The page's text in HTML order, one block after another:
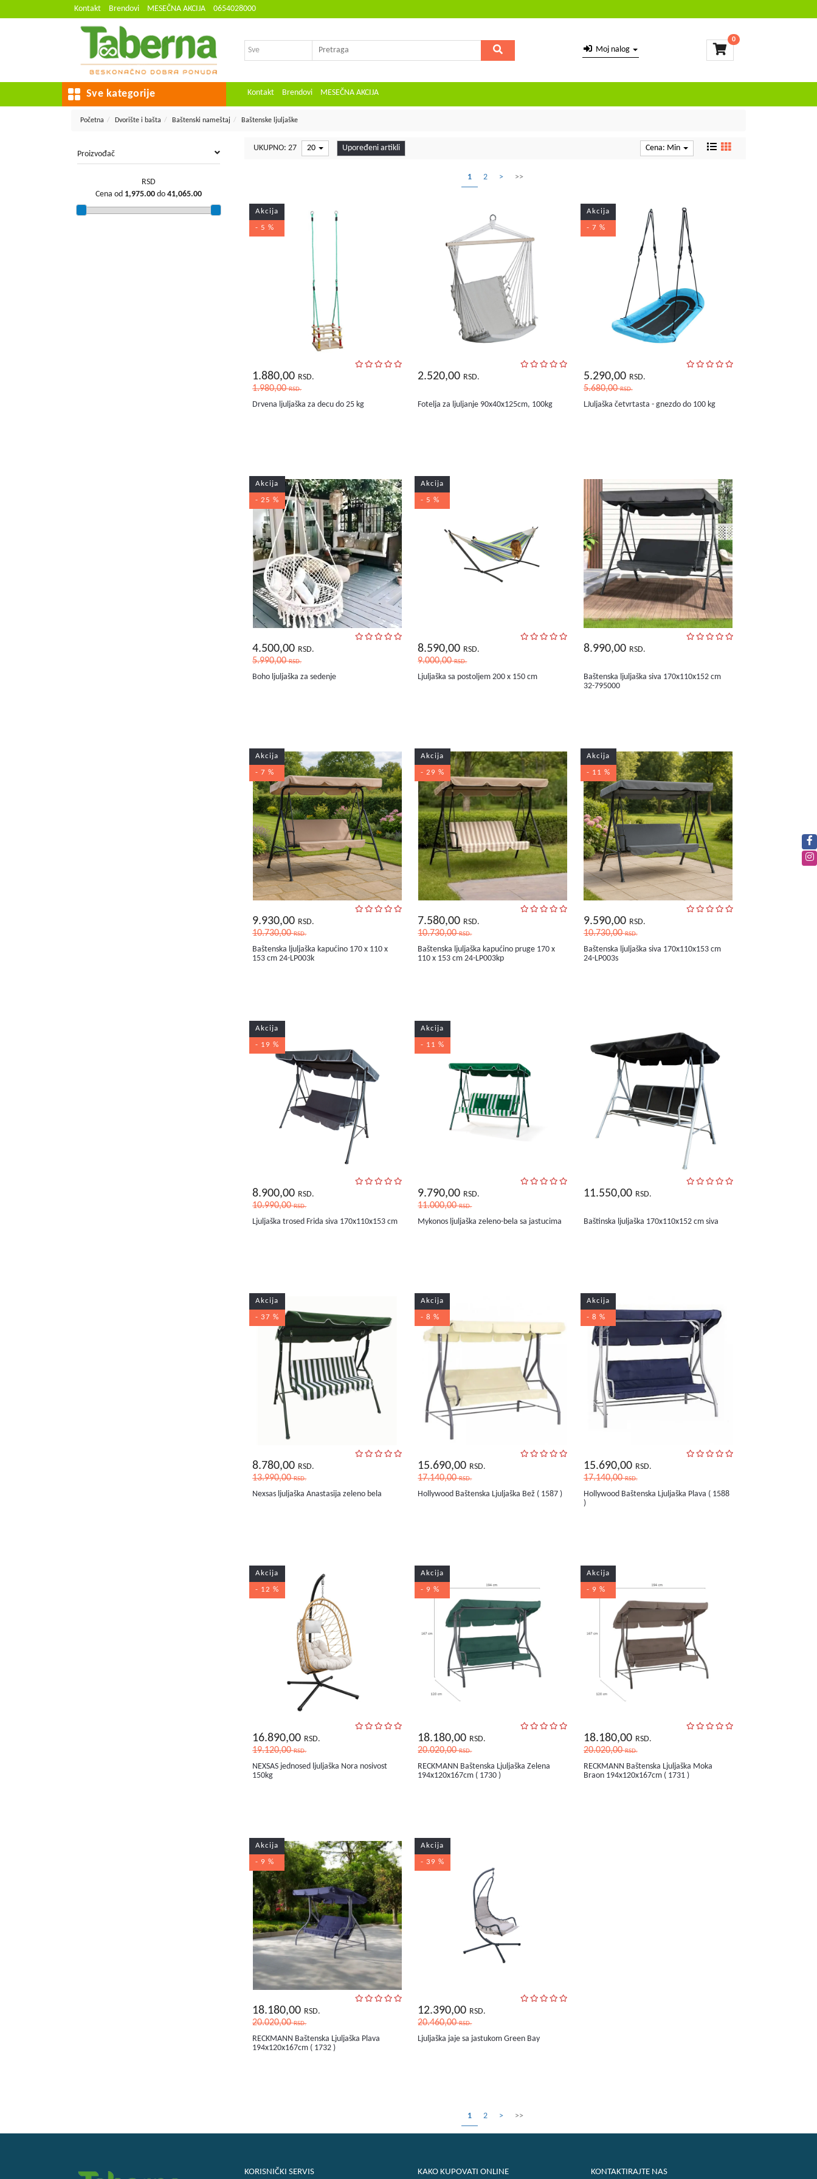
Kontakt Brendovi MESEČNA AKCIJA 0654028000
Moj nalog
0
Sve kategorije Kontakt Brendovi MESEČNA AKCIJA
Početna Dvorište i bašta Baštenski nameštaj Baštenske ljuljaške
Proizvođač
RSD
Cena od 1,975.00 do 41,065.00
UKUPNO: 27 20 Upoređeni artikli Cena: Min
1 2 > >>
Akcija
- 5 %
1.880,00 RSD.
1.980,00RSD.
Drvena ljuljaška za decu do 25 kg
2.520,00 RSD.
Fotelja za ljuljanje 90x40x125cm, 100kg
Akcija
- 7 %
5.290,00 RSD.
5.680,00RSD.
LJuljaška četvrtasta - gnezdo do 100 kg
Akcija
- 25 %
4.500,00 RSD.
5.990,00RSD.
Boho ljuljaška za sedenje
Akcija
- 5 %
8.590,00 RSD.
9.000,00RSD.
Ljuljaška sa postoljem 200 x 150 cm
8.990,00 RSD.
Baštenska ljuljaška siva 170x110x152 cm
32-795000
Akcija
- 7 %
9.930,00 RSD.
10.730,00RSD.
Baštenska ljuljaška kapućino 170 x 110 x
153 cm 24-LP003k
Akcija
- 29 %
7.580,00 RSD.
10.730,00RSD.
Baštenska ljuljaška kapućino pruge 170 x
110 x 153 cm 24-LP003kp
Akcija
- 11 %
9.590,00 RSD.
10.730,00RSD.
Baštenska ljuljaška siva 170x110x153 cm
24-LP003s
Akcija
- 19 %
8.900,00 RSD.
10.990,00RSD.
Ljuljaška trosed Frida siva 170x110x153 cm
Akcija
- 11 %
9.790,00 RSD.
11.000,00RSD.
Mykonos ljuljaška zeleno-bela sa jastucima
11.550,00 RSD.
Baštinska ljuljaška 170x110x152 cm siva
Akcija
- 37 %
8.780,00 RSD.
13.990,00RSD.
Nexsas ljuljaška Anastasija zeleno bela
Akcija
- 8 %
15.690,00 RSD.
17.140,00RSD.
Hollywood Baštenska Ljuljaška Bež ( 1587 )
Akcija
- 8 %
15.690,00 RSD.
17.140,00RSD.
Hollywood Baštenska Ljuljaška Plava ( 1588
)
Akcija
- 12 %
16.890,00 RSD.
19.120,00RSD.
NEXSAS jednosed ljuljaška Nora nosivost
150kg
Akcija
- 9 %
18.180,00 RSD.
20.020,00RSD.
RECKMANN Baštenska Ljuljaška Zelena
194x120x167cm ( 1730 )
Akcija
- 9 %
18.180,00 RSD.
20.020,00RSD.
RECKMANN Baštenska Ljuljaška Moka
Braon 194x120x167cm ( 1731 )
Akcija
- 9 %
18.180,00 RSD.
20.020,00RSD.
RECKMANN Baštenska Ljuljaška Plava
194x120x167cm ( 1732 )
Akcija
- 39 %
12.390,00 RSD.
20.460,00RSD.
Ljuljaška jaje sa jastukom Green Bay
1 2 > >>
KORISNIČKI SERVIS KAKO KUPOVATI ONLINE KONTAKTIRAJTE NAS